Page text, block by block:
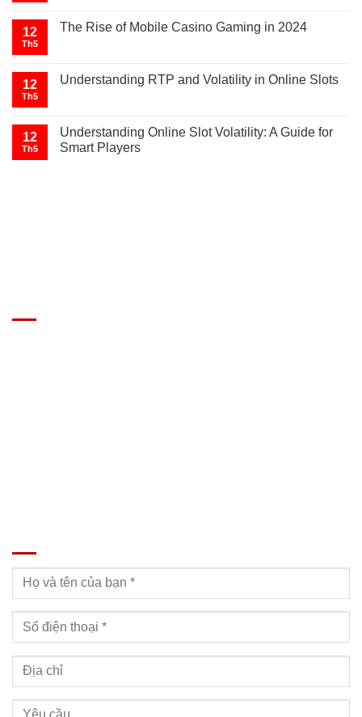
12
Th5
The Rise of Mobile Casino Gaming in 2024
12
Th5
Understanding RTP and Volatility in Online Slots
12
Th5
Understanding Online Slot Volatility: A Guide for
Smart Players